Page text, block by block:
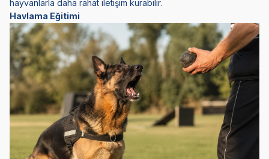
hayvanlarla daha rahat iletişim kurabilir.
Havlama Eğitimi